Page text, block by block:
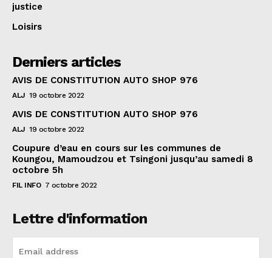
justice
Loisirs
Derniers articles
AVIS DE CONSTITUTION AUTO SHOP 976
ALJ 19 octobre 2022
AVIS DE CONSTITUTION AUTO SHOP 976
ALJ 19 octobre 2022
Coupure d’eau en cours sur les communes de
Koungou, Mamoudzou et Tsingoni jusqu’au samedi 8
octobre 5h
FIL INFO 7 octobre 2022
Lettre d'information